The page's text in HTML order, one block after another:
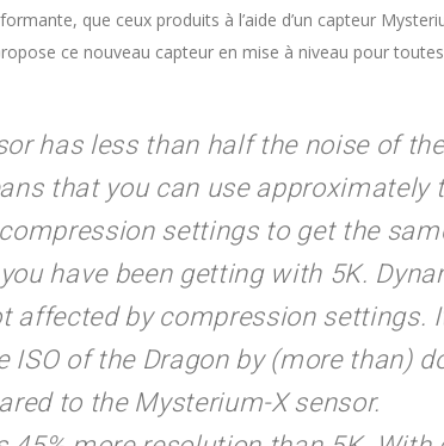
que ceux produits à l’aide d’un capteur
ce nouveau capteur en mise à niveau pour
has less than half the noise of
that you can use approximately
compression settings to get the
have been getting with 5K.
affected by compression settings.
ISO of the Dragon by (more than)
to the Mysterium-X sensor.